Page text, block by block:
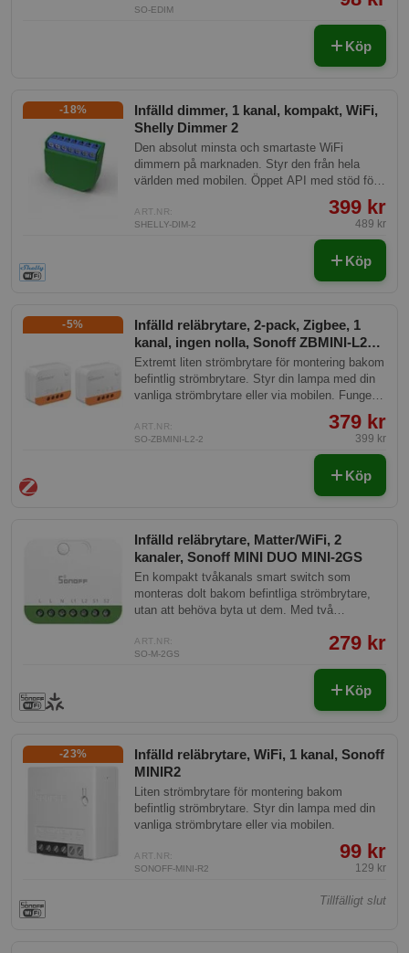
Klick-montering förenklar installationen.
Tillverkat i brandsäkert PC-material.
SO-EDIM
Köp
Infälld dimmer, 1 kanal, kompakt, WiFi,
Shelly Dimmer 2
-18%
Den absolut minsta och smartaste WiFi
dimmern på marknaden. Styr den från hela
världen med mobilen. Öppet API med stöd för
MQTT, REST/HTTP, Home assistant mf.
ART.NR:
SHELLY-DIM-2
399 kr
489 kr
Köp
Infälld reläbrytare, 2-pack, Zigbee, 1
kanal, ingen nolla, Sonoff ZBMINI-L2
Extreme
-5%
Extremt liten strömbrytare för montering bakom
befintlig strömbrytare. Styr din lampa med din
vanliga strömbrytare eller via mobilen. Fungerar
strömbrytare.
ART.NR:
SO-ZBMINI-L2-2
379 kr
399 kr
Köp
Infälld reläbrytare, Matter/WiFi, 2
kanaler, Sonoff MINI DUO MINI-2GS
En kompakt tvåkanals smart switch som
monteras dolt bakom befintliga strömbrytare,
utan att behöva byta ut dem. Med två
lampor eller kretsar från samma lilla modul.
Perfekt för dig som vill uppgradera befintlig
installation till ett smart hem utan synliga
förändringar. Fungerar med de populäraste
smarta hem-plattformarna och stöder även
ART.NR:
SO-M-2GS
279 kr
Köp
Infälld reläbrytare, WiFi, 1 kanal, Sonoff
MINIR2
-23%
Liten strömbrytare för montering bakom
befintlig strömbrytare. Styr din lampa med din
vanliga strömbrytare eller via mobilen.
ART.NR:
SONOFF-MINI-R2
99 kr
129 kr
Tillfälligt slut